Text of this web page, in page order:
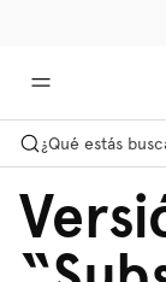
¿Qué estás